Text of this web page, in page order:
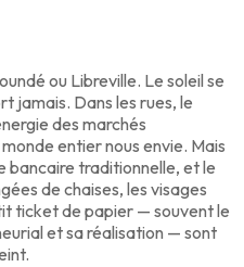
ou Libreville. Le soleil se
jamais. Dans les rues, le
des marchés
entier nous envie. Mais
bancaire traditionnelle, et le
de chaises, les visages
ticket de papier — souvent le
et sa réalisation — sont